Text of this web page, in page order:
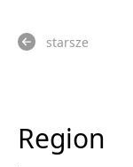
starsze
Region